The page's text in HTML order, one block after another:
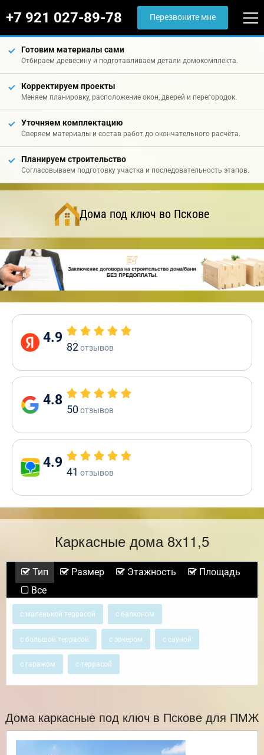
+7 921 027-89-78 Перезвоните мне
Готовим материалы сами
Отбираем древесину и подготавливаем детали домокомплекта.
Корректируем проекты
Меняем планировку, расположение окон, дверей и перегородок.
Уточняем комплектацию
Сверяем материалы и состав работ до окончательного расчёта.
Планируем строительство
Согласовываем подготовку участка и последовательность этапов.
Дома под ключ во Пскове
4.9
82отзывов
4.8
50отзывов
4.9
41 отзывов
Каркасные дома 8х11,5
Тип Размер Этажность
Площадь
Все
с маленькой террасой с балконом
с большой террасой с эркером с сауной
с гаражом с террасой
Дома каркасные под ключ в Пскове для ПМЖ